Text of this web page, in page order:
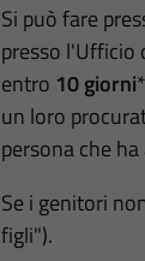
Si può fare
presso l'Ufficio
entro 10 giorni
un loro
persona che
Se i genitori
figli").